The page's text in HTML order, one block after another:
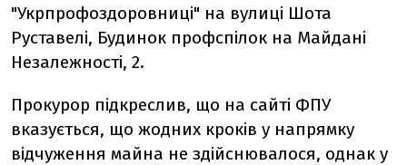
"Укрпрофоздоровниці" на вулиці Шота
Руставелі, Будинок профспілок на Майдані
Незалежності, 2.
Прокурор підкреслив, що на сайті ФПУ
вказується, що жодних кроків у напрямку
відчуження майна не здійснювалося, однак у